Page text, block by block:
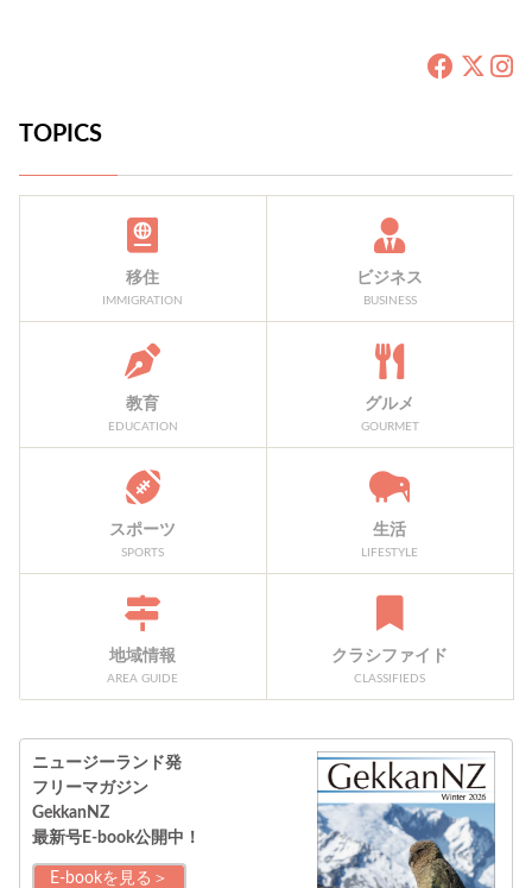
TOPICS
移住
IMMIGRATION
ビジネス
BUSINESS
教育
EDUCATION
グルメ
GOURMET
スポーツ
SPORTS
生活
LIFESTYLE
地域情報
AREA GUIDE
クラシファイド
CLASSIFIEDS
ニュージーランド発
フリーマガジン
GekkanNZ
最新号E-book公開中！
E-bookを見る＞